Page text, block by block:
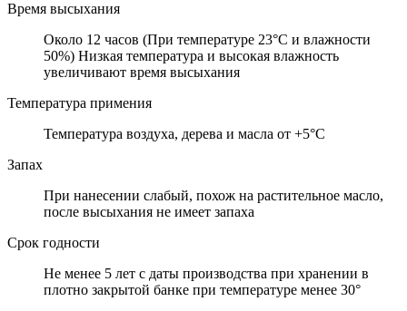
Время высыхания
Около 12 часов (При температуре 23°C и влажности
50%) Низкая температура и высокая влажность
увеличивают время высыхания
Температура примения
Температура воздуха, дерева и масла от +5°C
Запах
При нанесении слабый, похож на растительное масло,
после высыхания не имеет запаха
Срок годности
Не менее 5 лет с даты производства при хранении в
плотно закрытой банке при температуре менее 30°